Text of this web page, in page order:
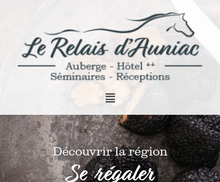
Découvrir la région
Se régaler